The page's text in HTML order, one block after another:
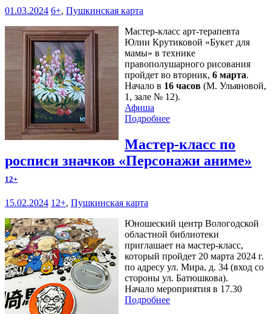
01.03.2024 6+, Пушкинская карта
Мастер-класс арт-терапевта
Юлии Крутиковой «Букет для
мамы» в технике
правополушарного рисования
пройдет во вторник, 6 марта.
Начало в 16 часов (М. Ульяновой,
1, зале № 12).
Афиша
Подробнее
Мастер-класс по
росписи значков «Персонажи аниме»
12+
15.02.2024 12+, Пушкинская карта
Юношеский центр Вологодской
областной библиотеки
приглашает на мастер-класс,
который пройдет 20 марта 2024 г.
по адресу ул. Мира, д. 34 (вход со
стороны ул. Батюшкова).
Начало мероприятия в 17.30
Подробнее